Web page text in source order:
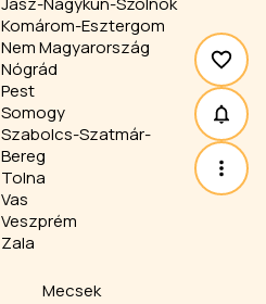
Komárom-Esztergom
Nem Magyarország
Nógrád
Pest
Somogy
Szabolcs-Szatmár-
Bereg
Tolna
Vas
Veszprém
Zala
Mecsek